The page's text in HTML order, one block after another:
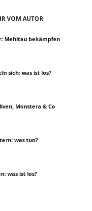
VOM AUTOR
Mehltau bekämpfen
sich: was ist los?
Monstera & Co
was tun?
was ist los?